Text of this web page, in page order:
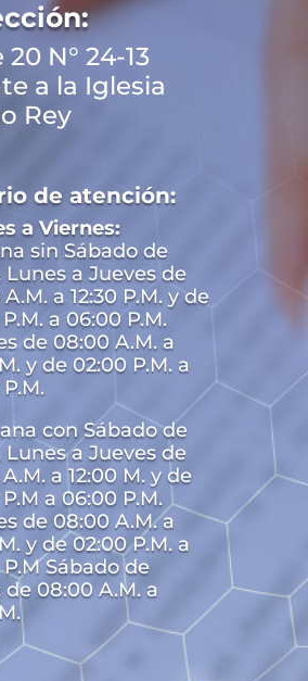
20 N° 24-13
a la Iglesia
Rey
de atención:
a Viernes:
sin Sábado de
a Jueves de
a 12:30 P.M. y de
a 06:00 P.M.
de 08:00 A.M. a
y de 02:00 P.M. a
con Sábado de
a Jueves de
a 12:00 M. y de
a 06:00 P.M.
de 08:00 A.M. a
y de 02:00 P.M. a
Sábado de
08:00 A.M. a